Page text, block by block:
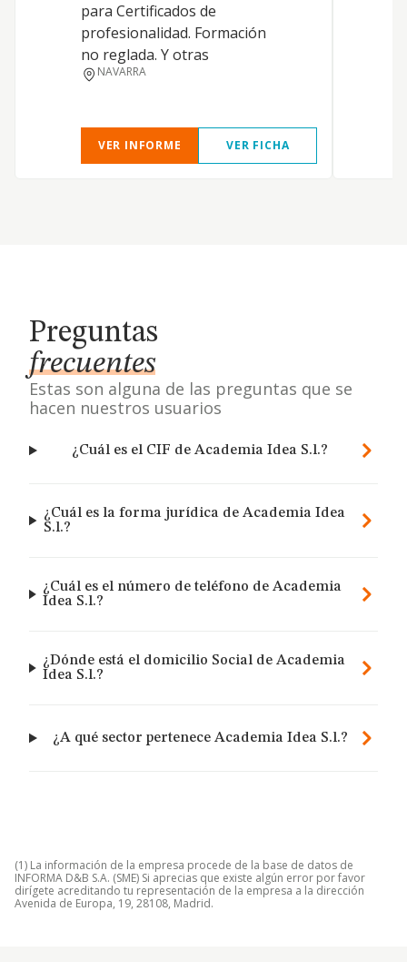
para Certificados de
profesionalidad. Formación
no reglada. Y otras
NAVARRA
VER INFORME VER FICHA
Preguntas
frecuentes
Estas son alguna de las preguntas que se
hacen nuestros usuarios
¿Cuál es el CIF de Academia Idea S.l.?
¿Cuál es la forma jurídica de Academia Idea
S.l.?
¿Cuál es el número de teléfono de Academia
Idea S.l.?
¿Dónde está el domicilio Social de Academia
Idea S.l.?
¿A qué sector pertenece Academia Idea S.l.?
(1) La información de la empresa procede de la base de datos de
INFORMA D&B S.A. (SME) Si aprecias que existe algún error por favor
dirígete acreditando tu representación de la empresa a la dirección
Avenida de Europa, 19, 28108, Madrid.